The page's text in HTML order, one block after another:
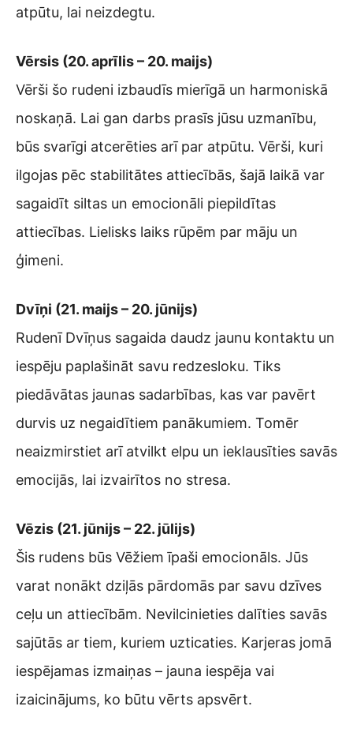
atpūtu, lai neizdegtu.
Vērsis (20. aprīlis – 20. maijs)
Vērši šo rudeni izbaudīs mierīgā un harmoniskā
noskaņā. Lai gan darbs prasīs jūsu uzmanību,
būs svarīgi atcerēties arī par atpūtu. Vērši, kuri
ilgojas pēc stabilitātes attiecībās, šajā laikā var
sagaidīt siltas un emocionāli piepildītas
attiecības. Lielisks laiks rūpēm par māju un
ģimeni.
Dvīņi (21. maijs – 20. jūnijs)
Rudenī Dvīņus sagaida daudz jaunu kontaktu un
iespēju paplašināt savu redzesloku. Tiks
piedāvātas jaunas sadarbības, kas var pavērt
durvis uz negaidītiem panākumiem. Tomēr
neaizmirstiet arī atvilkt elpu un ieklausīties savās
emocijās, lai izvairītos no stresa.
Vēzis (21. jūnijs – 22. jūlijs)
Šis rudens būs Vēžiem īpaši emocionāls. Jūs
varat nonākt dziļās pārdomās par savu dzīves
ceļu un attiecībām. Nevilcinieties dalīties savās
sajūtās ar tiem, kuriem uzticaties. Karjeras jomā
iespējamas izmaiņas – jauna iespēja vai
izaicinājums, ko būtu vērts apsvērt.